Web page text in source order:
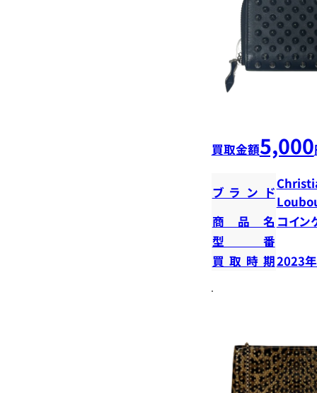
買取金額5,000
ブランド
商品名 コイン
型番
買取時期2023